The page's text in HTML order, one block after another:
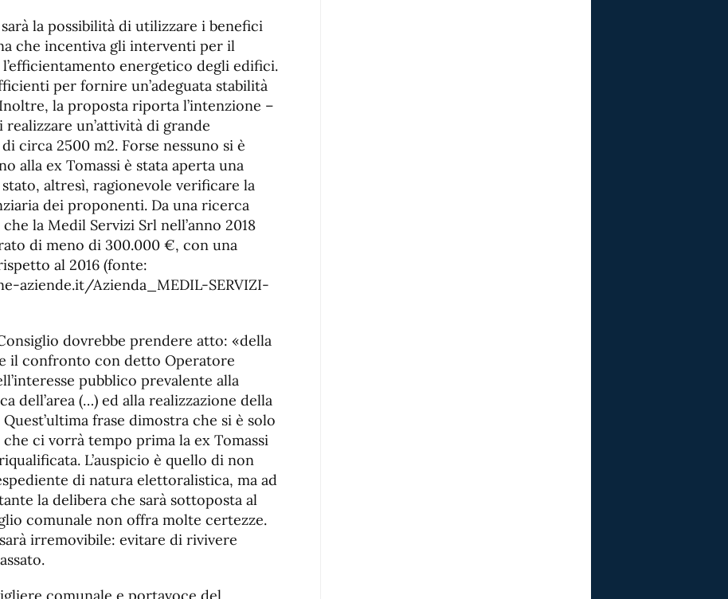
sarà la possibilità di utilizzare i benefici
che incentiva gli interventi per il
energetico degli edifici.
per fornire un’adeguata stabilità
la proposta riporta l’intenzione –
un’attività di grande
circa 2500 m2. Forse nessuno si è
alla ex Tomassi è stata aperta una
altresì, ragionevole verificare la
dei proponenti. Da una ricerca
la Medil Servizi Srl nell’anno 2018
di meno di 300.000 €, con una
al 2016 (fonte:
aziende.it/Azienda_MEDIL-SERVIZI-
dovrebbe prendere atto: «della
il confronto con detto Operatore
pubblico prevalente alla
dell’area (…) ed alla realizzazione della
frase dimostra che si è solo
ci vorrà tempo prima la ex Tomassi
L’auspicio è quello di non
di natura elettoralistica, ma ad
la delibera che sarà sottoposta al
comunale non offra molte certezze.
irremovibile: evitare di rivivere